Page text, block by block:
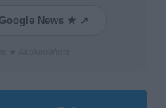
News ★ ↗